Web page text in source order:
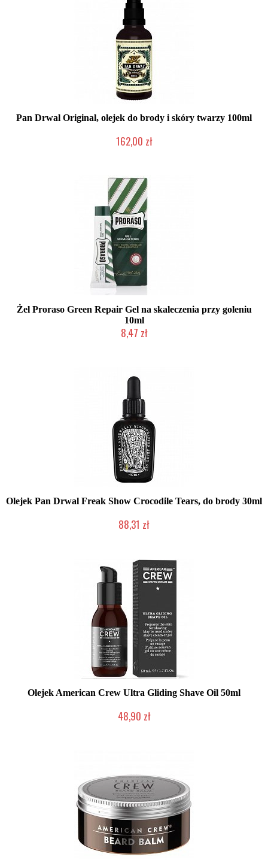
Pan Drwal Original, olejek do brody i skóry twarzy 100ml
162,00 zł
Żel Proraso Green Repair Gel na skaleczenia przy goleniu
10ml
8,47 zł
Olejek Pan Drwal Freak Show Crocodile Tears, do brody 30ml
88,31 zł
Olejek American Crew Ultra Gliding Shave Oil 50ml
48,90 zł